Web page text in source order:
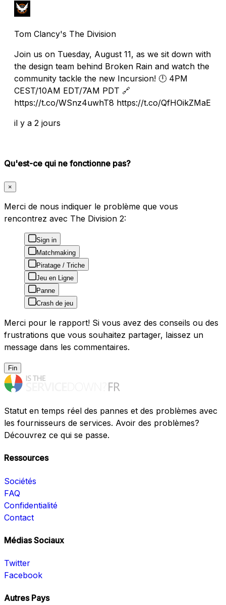
Tom Clancy's The Division
Join us on Tuesday, August 11, as we sit down with
the design team behind Broken Rain and watch the
community tackle the new Incursion! 🕛 4PM
CEST/10AM EDT/7AM PDT 🔗
https://t.co/WSnz4uwhT8 https://t.co/QfHOikZMaE
il y a 2 jours
Qu'est-ce qui ne fonctionne pas?
×
Merci de nous indiquer le problème que vous
rencontrez avec The Division 2:
Sign in
Matchmaking
Piratage / Triche
Jeu en Ligne
Panne
Crash de jeu
Merci pour le rapport! Si vous avez des conseils ou des
frustrations que vous souhaitez partager, laissez un
message dans les commentaires.
Fin
Statut en temps réel des pannes et des problèmes avec
les fournisseurs de services. Avoir des problèmes?
Découvrez ce qui se passe.
Ressources
Sociétés
FAQ
Confidentialité
Contact
Médias Sociaux
Twitter
Facebook
Autres Pays